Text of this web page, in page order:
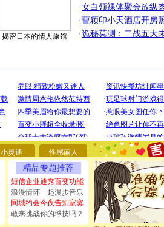
揭密日本的情人旅馆
·女白领祼体聚会放纵
·曹颖印小天酒店开房
·诡秘莫测：二战五大
小灵通 性感丽人
精品专题推荐
短信企业通秀百变功能
浪漫情怀一起漫步音乐
同城约会今夜告别寂寞
敢来挑战你的球技吗？
[圣诞节]圣诞节到了
你太多，只有给你五
要平安！千万要知足
[圣诞节]不只这样的
能正大光明地骚扰你,
都要快乐噢!
[圣诞节]奉上一颗祝
如意,快乐,鲜花,一切
[元旦]看到你我会触
断电。爱你是我职业